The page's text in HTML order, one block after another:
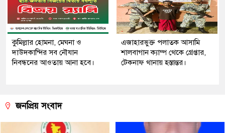
কুমিল্লার হোমনা, মেঘনা ও
দাউদকান্দির সব নৌযান
নিবন্ধনের আওতায় আনা হবে।
এজাহারভুক্ত পলাতক আসামি
শালবাগান ক্যাম্প থেকে গ্রেপ্তার,
টেকনাফ থানায় হস্তান্তর।
জনপ্রিয় সংবাদ